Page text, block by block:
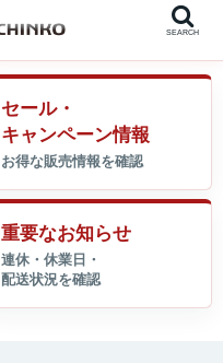
SEARCH
セール・
キャンペーン情報
重要なお知らせ